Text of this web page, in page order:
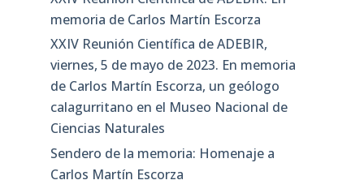
memoria de Carlos Martín Escorza
XXIV Reunión Científica de ADEBIR,
viernes, 5 de mayo de 2023. En memoria
de Carlos Martín Escorza, un geólogo
calagurritano en el Museo Nacional de
Ciencias Naturales
Sendero de la memoria: Homenaje a
Carlos Martín Escorza